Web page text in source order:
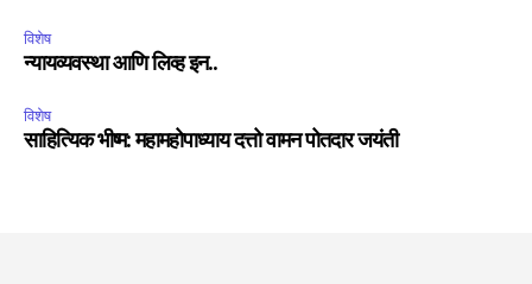
विशेष
न्यायव्यवस्था आणि लिव्ह इन..
विशेष
साहित्यिक भीष्म: महामहोपाध्याय दत्तो वामन पोतदार जयंती